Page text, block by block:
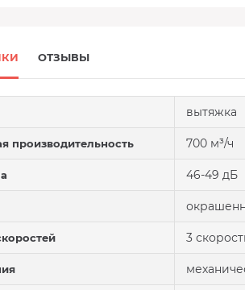
ОТЗЫВЫ
вытяжка
производительность 700 м³/ч
46-49 дБ
3